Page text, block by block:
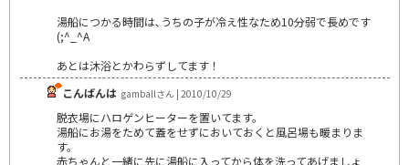
湯船につかる時間は､うちの子が冷え性なため10分弱で長めです
(;^_^A
あとは沐浴とかわらずしてます！
こんばんは gamballさん | 2010/10/29
脱衣場にハロゲンヒーターを置いてます。
湯船にお湯をためて蓋をせずにおいておくと風呂場も暖まりま
す。
赤ちゃんと一緒に先に湯船に入ってから体を洗ってあげましょ